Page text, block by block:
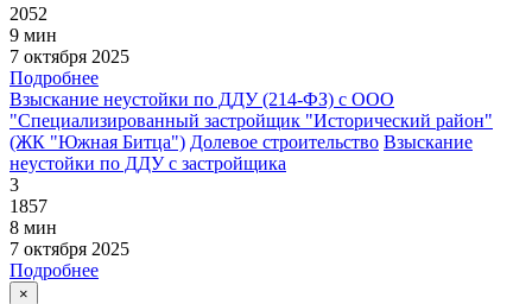
2052
9 мин
7 октября 2025
Подробнее
Взыскание неустойки по ДДУ (214-ФЗ) с ООО
"Специализированный застройщик "Исторический район"
(ЖК "Южная Битца") Долевое строительство Взыскание
неустойки по ДДУ с застройщика
3
1857
8 мин
7 октября 2025
Подробнее
×